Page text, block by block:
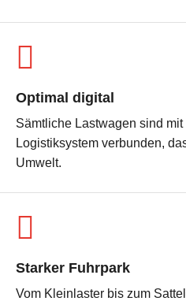
Optimal digital
Sämtliche Lastwagen sind
Logistiksystem verbunden,
Umwelt.
Starker Fuhrpark
Vom Kleinlaster bis zum